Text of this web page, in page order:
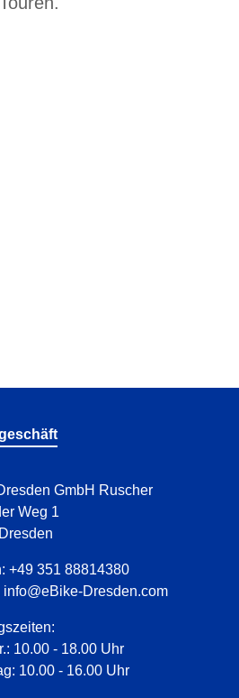
GmbH Ruscher
Weg 1
+49 351 88814380
info@eBike-Dresden.com
10.00 - 18.00 Uhr
10.00 - 16.00 Uhr